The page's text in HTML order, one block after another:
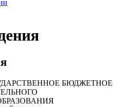
БЮДЖЕТНОЕ